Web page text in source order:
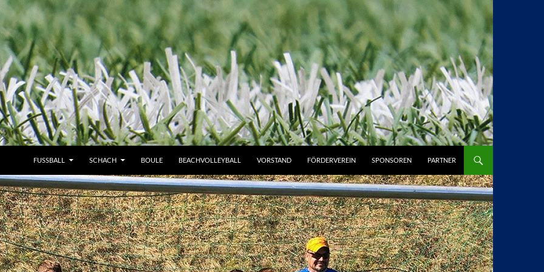
FUSSBALL SCHACH BOULE BEACHVOLLEYBALL VORSTAND FÖRDERVEREIN SPONSOREN PARTNER